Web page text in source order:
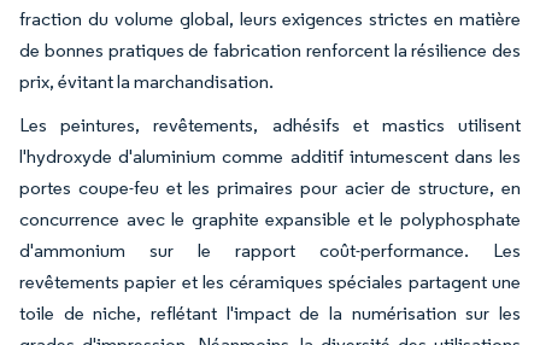
fraction du volume global, leurs exigences strictes en matière
de bonnes pratiques de fabrication renforcent la résilience des
prix, évitant la marchandisation.
Les peintures, revêtements, adhésifs et mastics utilisent
l'hydroxyde d'aluminium comme additif intumescent dans les
portes coupe-feu et les primaires pour acier de structure, en
concurrence avec le graphite expansible et le polyphosphate
d'ammonium sur le rapport coût-performance. Les
revêtements papier et les céramiques spéciales partagent une
toile de niche, reflétant l'impact de la numérisation sur les